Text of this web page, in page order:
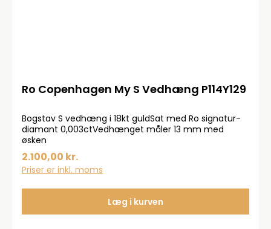
Ro Copenhagen My S Vedhæng P114Y129
Bogstav S vedhæng i 18kt guldSat med Ro signatur-
diamant 0,003ctVedhænget måler 13 mm med
øsken
2.100,00 kr.
Priser er inkl. moms
Læg i kurven